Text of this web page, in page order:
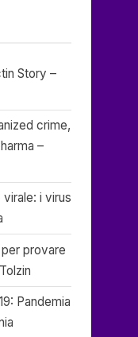
Story –
crime,
–
virale: i virus
per provare
Pandemia